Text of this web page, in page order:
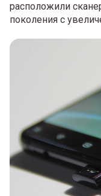
расположили
поколения с